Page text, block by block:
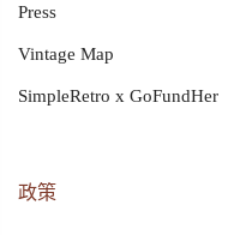
Press
Vintage Map
SimpleRetro x GoFundHer
政策